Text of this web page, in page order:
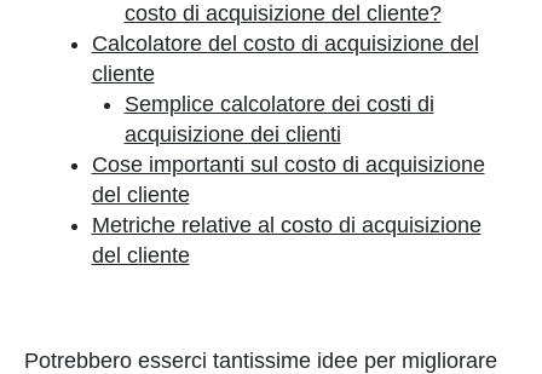
costo di acquisizione del cliente?
Calcolatore del costo di acquisizione del
cliente
Semplice calcolatore dei costi di
acquisizione dei clienti
Cose importanti sul costo di acquisizione
del cliente
Metriche relative al costo di acquisizione
del cliente
Potrebbero esserci tantissime idee per migliorare